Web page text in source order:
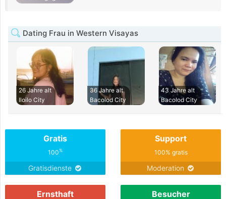
Dating Frau in Western Visayas
26 Jahre alt
Iloilo City
36 Jahre alt
Bacolod City
43 Jahre alt
Bacolod City
Gratis
100%
Gratisdienste
Support
100% gratis
Moderation
Ernsthaft Besucher